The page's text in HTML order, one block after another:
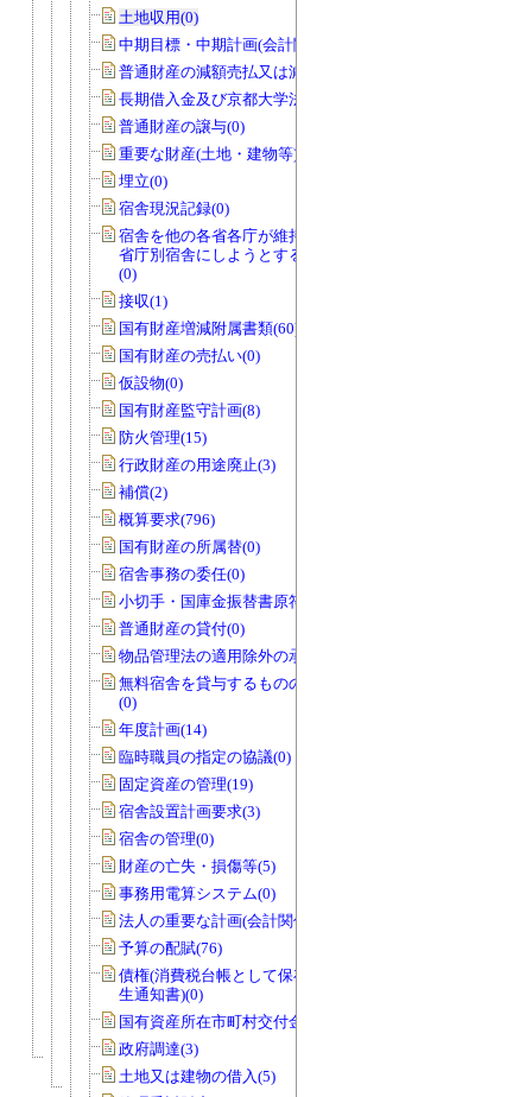
土地収用(0)
中期目標・中期計画(会計関係)(0)
普通財産の減額売払又は減額貸付(0)
長期借入金及び京都大学法人債(0)
普通財産の譲与(0)
重要な財産(土地・建物等)(0)
埋立(0)
宿舎現況記録(0)
宿舎を他の各省各庁が維持管理を行う
省庁別宿舎にしようとする場合のもの
(0)
接収(1)
国有財産増減附属書類(60)
国有財産の売払い(0)
仮設物(0)
国有財産監守計画(8)
防火管理(15)
行政財産の用途廃止(3)
補償(2)
概算要求(796)
国有財産の所属替(0)
宿舎事務の委任(0)
小切手・国庫金振替書原符(1)
普通財産の貸付(0)
物品管理法の適用除外の承認(1)
無料宿舎を貸与するものの指定の協議
(0)
年度計画(14)
臨時職員の指定の協議(0)
固定資産の管理(19)
宿舎設置計画要求(3)
宿舎の管理(0)
財産の亡失・損傷等(5)
事務用電算システム(0)
法人の重要な計画(会計関係)(0)
予算の配賦(76)
債権(消費税台帳として保存する債権発
生通知書)(0)
国有資産所在市町村交付金(1)
政府調達(3)
土地又は建物の借入(5)